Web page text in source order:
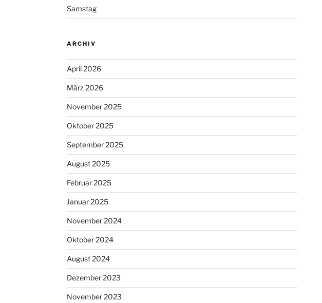
Samstag
ARCHIV
April 2026
März 2026
November 2025
Oktober 2025
September 2025
August 2025
Februar 2025
Januar 2025
November 2024
Oktober 2024
August 2024
Dezember 2023
November 2023